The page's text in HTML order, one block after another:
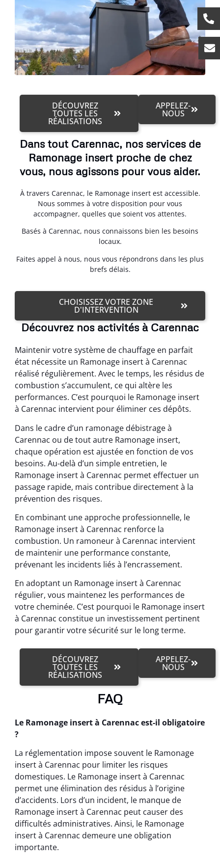
DÉCOUVREZ
TOUTES LES
RÉALISATIONS
APPELEZ-
NOUS
Dans tout Carennac, nos services de
Ramonage insert proche de chez
vous, nous agissons pour vous aider.
À travers Carennac, le Ramonage insert est accessible.
Nous sommes à votre disposition pour vous
accompagner, quelles que soient vos attentes.
Basés à Carennac, nous connaissons bien les besoins
locaux.
Faites appel à nous, nous vous répondrons dans les plus
brefs délais.
CHOISISSEZ VOTRE ZONE
D'INTERVENTION
Découvrez nos activités à Carennac
Maintenir votre système de chauffage en parfait
état nécessite un Ramonage insert à Carennac
réalisé régulièrement. Avec le temps, les résidus de
combustion s’accumulent, ce qui altère les
performances. C’est pourquoi le Ramonage insert
à Carennac intervient pour éliminer ces dépôts.
Dans le cadre d’un ramonage débistrage à
Carennac ou de tout autre Ramonage insert,
chaque opération est ajustée en fonction de vos
besoins. Au-delà d’un simple entretien, le
Ramonage insert à Carennac permet effectuer un
passage rapide, mais contribue directement à la
prévention des risques.
En combinant une approche professionnelle, le
Ramonage insert à Carennac renforce la
combustion. Un ramoneur à Carennac intervient
de maintenir une performance constante,
prévenant les incidents liés à l’encrassement.
En adoptant un Ramonage insert à Carennac
régulier, vous maintenez les performances de
votre cheminée. C’est pourquoi le Ramonage insert
à Carennac constitue un investissement pertinent
pour garantir votre sécurité sur le long terme.
DÉCOUVREZ
TOUTES LES
RÉALISATIONS
APPELEZ-
NOUS
FAQ
Le Ramonage insert à Carennac est-il obligatoire
?
La réglementation impose souvent le Ramonage
insert à Carennac pour limiter les risques
domestiques. Le Ramonage insert à Carennac
permet une élimination des résidus à l’origine
d’accidents. Lors d’un incident, le manque de
Ramonage insert à Carennac peut causer des
difficultés administratives. Ainsi, le Ramonage
insert à Carennac demeure une obligation
importante.